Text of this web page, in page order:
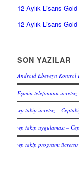
12 Aylık Lisans Gold
12 Aylık Lisans
SON YAZILAR
Android Ebeveyn Kontrol
Eşimin telefonunu
wp takip ücretsiz –
wp takip uygulaması –
wp takip programı ücretsiz